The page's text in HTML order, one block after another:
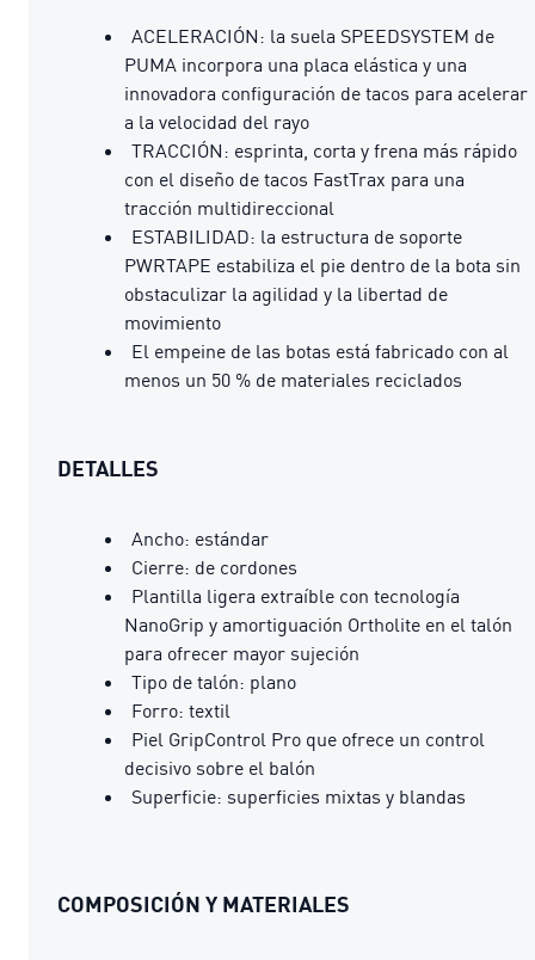
ACELERACIÓN: la suela SPEEDSYSTEM de
PUMA incorpora una placa elástica y una
innovadora configuración de tacos para acelerar
a la velocidad del rayo
TRACCIÓN: esprinta, corta y frena más rápido
con el diseño de tacos FastTrax para una
tracción multidireccional
ESTABILIDAD: la estructura de soporte
PWRTAPE estabiliza el pie dentro de la bota sin
obstaculizar la agilidad y la libertad de
movimiento
El empeine de las botas está fabricado con al
menos un 50 % de materiales reciclados
DETALLES
Ancho: estándar
Cierre: de cordones
Plantilla ligera extraíble con tecnología
NanoGrip y amortiguación Ortholite en el talón
para ofrecer mayor sujeción
Tipo de talón: plano
Forro: textil
Piel GripControl Pro que ofrece un control
decisivo sobre el balón
Superficie: superficies mixtas y blandas
COMPOSICIÓN Y MATERIALES